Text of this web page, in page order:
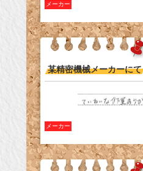
メーカー
某精密機械メーカーにて
メーカー